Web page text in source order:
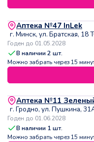
Аптека №47 InLek
г. Минск, ул. Братская,
Годен до 01.05.2028
В наличии2 шт.
Можно забрать через 15
Аптека №11
г. Гродно, ул. Пушкина,
Годен до 01.06.2028
В наличии 1 шт.
Можно забрать через 15